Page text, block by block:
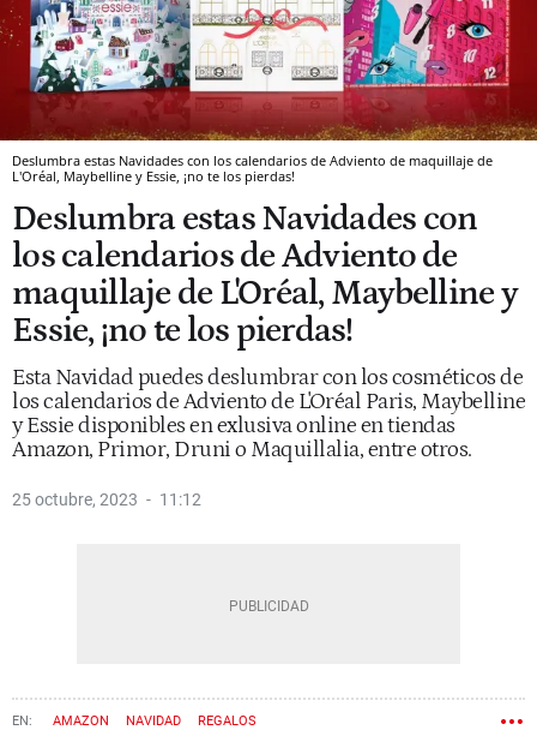
Deslumbra estas Navidades con los calendarios de Adviento de maquillaje de
L'Oréal, Maybelline y Essie, ¡no te los pierdas!
Deslumbra estas Navidades con
los calendarios de Adviento de
maquillaje de L'Oréal, Maybelline y
Essie, ¡no te los pierdas!
Esta Navidad puedes deslumbrar con los cosméticos de
los calendarios de Adviento de L'Oréal Paris, Maybelline
y Essie disponibles en exlusiva online en tiendas
Amazon, Primor, Druni o Maquillalia, entre otros.
25 octubre, 2023 11:12
AMAZON NAVIDAD REGALOS